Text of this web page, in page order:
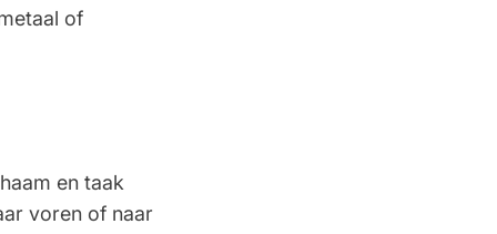
of
en taak
voren of naar